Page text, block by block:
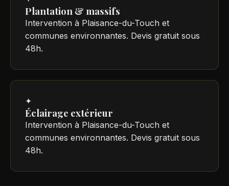
Plantation & massifs
Intervention à Plaisance-du-Touch et
communes environnantes. Devis gratuit sous
48h.
✦
Éclairage extérieur
Intervention à Plaisance-du-Touch et
communes environnantes. Devis gratuit sous
48h.